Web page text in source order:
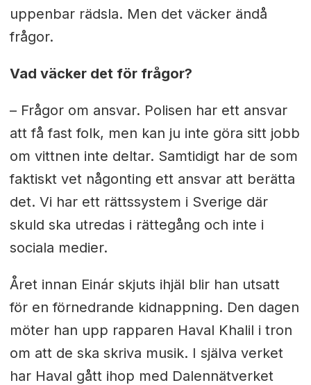
uppenbar rädsla. Men det väcker ändå
frågor.
Vad väcker det för frågor?
– Frågor om ansvar. Polisen har ett ansvar
att få fast folk, men kan ju inte göra sitt jobb
om vittnen inte deltar. Samtidigt har de som
faktiskt vet någonting ett ansvar att berätta
det. Vi har ett rättssystem i Sverige där
skuld ska utredas i rättegång och inte i
sociala medier.
Året innan Einár skjuts ihjäl blir han utsatt
för en förnedrande kidnappning. Den dagen
möter han upp rapparen Haval Khalil i tron
om att de ska skriva musik. I själva verket
har Haval gått ihop med Dalennätverket